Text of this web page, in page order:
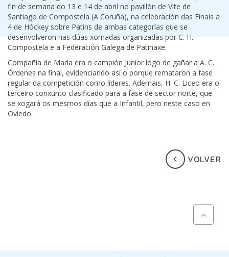
fin de semana do 13 e 14 de abril no pavillón de Vite de
Santiago de Compostela (A Coruña), na celebración das Finais a
4 de Hóckey sobre Patíns de ambas categorías que se
desenvolveron nas dúas xornadas organizadas por C. H.
Compostela e a Federación Galega de Patinaxe.
Compañía de María era o campión Junior logo de gañar a A. C.
Órdenes na final, evidenciando así o porque remataron a fase
regular da competición como líderes. Ademais, H. C. Liceo era o
terceiro conxunto clasificado para a fase de sector norte, que
se xogará os mesmos días que a Infantil, pero neste caso en
Oviedo.
VOLVER